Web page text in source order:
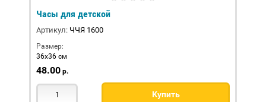
Часы для детской
Артикул: ЧЧЯ 1600
Размер:
36х36 см
48.00 р.
Купить